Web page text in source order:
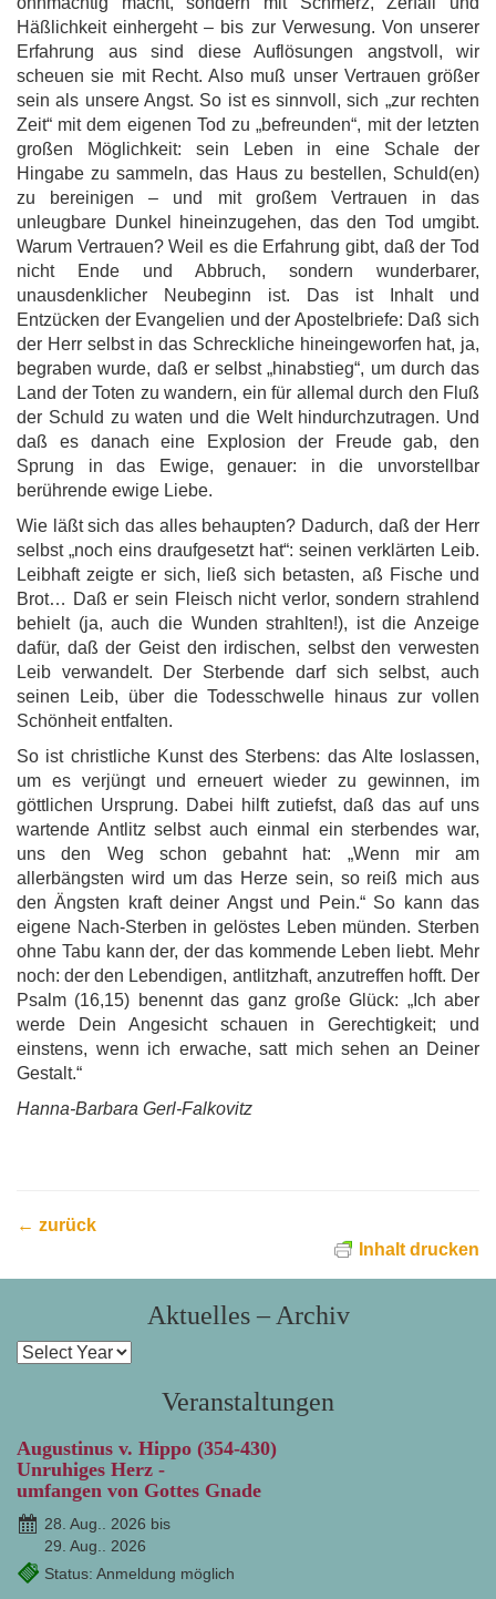
Häßlichkeit einhergeht – bis zur Verwesung. Von unserer
Erfahrung aus sind diese Auflösungen angstvoll, wir
scheuen sie mit Recht. Also muß unser Vertrauen größer
sein als unsere Angst. So ist es sinnvoll, sich „zur rechten
Zeit“ mit dem eigenen Tod zu „befreunden“, mit der letzten
großen Möglichkeit: sein Leben in eine Schale der
Hingabe zu sammeln, das Haus zu bestellen, Schuld(en)
zu bereinigen – und mit großem Vertrauen in das
unleugbare Dunkel hineinzugehen, das den Tod umgibt.
Warum Vertrauen? Weil es die Erfahrung gibt, daß der Tod
nicht Ende und Abbruch, sondern wunderbarer,
unausdenklicher Neubeginn ist. Das ist Inhalt und
Entzücken der Evangelien und der Apostelbriefe: Daß sich
der Herr selbst in das Schreckliche hineingeworfen hat, ja,
begraben wurde, daß er selbst „hinabstieg“, um durch das
Land der Toten zu wandern, ein für allemal durch den Fluß
der Schuld zu waten und die Welt hindurchzutragen. Und
daß es danach eine Explosion der Freude gab, den
Sprung in das Ewige, genauer: in die unvorstellbar
berührende ewige Liebe.
Wie läßt sich das alles behaupten? Dadurch, daß der Herr
selbst „noch eins draufgesetzt hat“: seinen verklärten Leib.
Leibhaft zeigte er sich, ließ sich betasten, aß Fische und
Brot… Daß er sein Fleisch nicht verlor, sondern strahlend
behielt (ja, auch die Wunden strahlten!), ist die Anzeige
dafür, daß der Geist den irdischen, selbst den verwesten
Leib verwandelt. Der Sterbende darf sich selbst, auch
seinen Leib, über die Todesschwelle hinaus zur vollen
Schönheit entfalten.
So ist christliche Kunst des Sterbens: das Alte loslassen,
um es verjüngt und erneuert wieder zu gewinnen, im
göttlichen Ursprung. Dabei hilft zutiefst, daß das auf uns
wartende Antlitz selbst auch einmal ein sterbendes war,
uns den Weg schon gebahnt hat: „Wenn mir am
allerbängsten wird um das Herze sein, so reiß mich aus
den Ängsten kraft deiner Angst und Pein.“ So kann das
eigene Nach-Sterben in gelöstes Leben münden. Sterben
ohne Tabu kann der, der das kommende Leben liebt. Mehr
noch: der den Lebendigen, antlitzhaft, anzutreffen hofft. Der
Psalm (16,15) benennt das ganz große Glück: „Ich aber
werde Dein Angesicht schauen in Gerechtigkeit; und
einstens, wenn ich erwache, satt mich sehen an Deiner
Gestalt.“
Hanna-Barbara Gerl-Falkovitz
← zurück
Inhalt drucken
Aktuelles – Archiv
Veranstaltungen
Augustinus v. Hippo (354-430)
Unruhiges Herz -
umfangen von Gottes Gnade
28. Aug.. 2026 bis
29. Aug.. 2026
Status: Anmeldung möglich